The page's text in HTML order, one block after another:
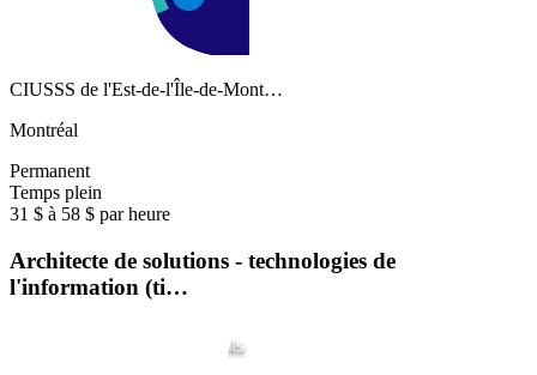
CIUSSS de l'Est-de-l'Île-de-Mont…
Montréal
Permanent
Temps plein
31 $ à 58 $ par heure
Architecte de solutions - technologies de
l'information (ti…